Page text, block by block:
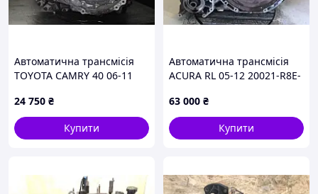
Автоматична трансмісія
TOYOTA CAMRY 40 06-11
24 750 ₴
Купити
Автоматична трансмісія
ACURA RL 05-12 20021-R8E-
63 000 ₴
Купити